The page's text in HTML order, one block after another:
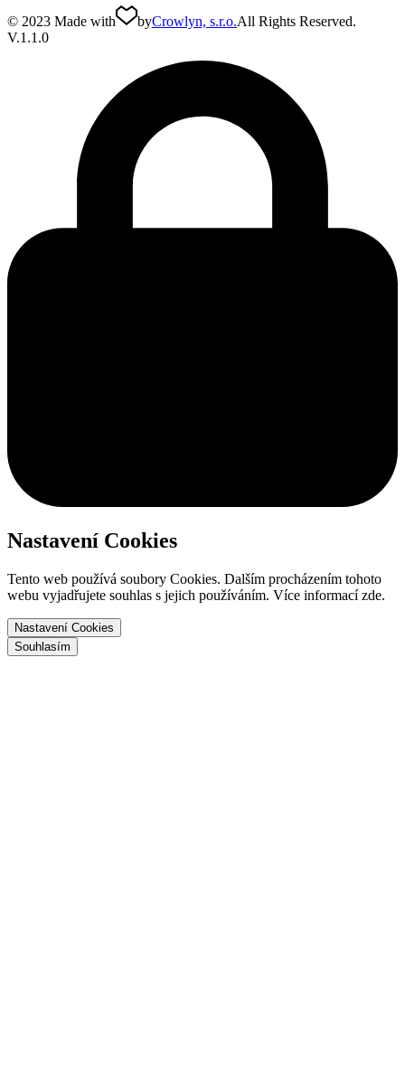
© 2023 Made with byCrowlyn, s.r.o.All Rights Reserved.
V.1.1.0
Nastavení Cookies
Tento web používá soubory Cookies. Dalším procházením tohoto
webu vyjadřujete souhlas s jejich používáním. Více informací zde.
Nastavení Cookies
Souhlasím